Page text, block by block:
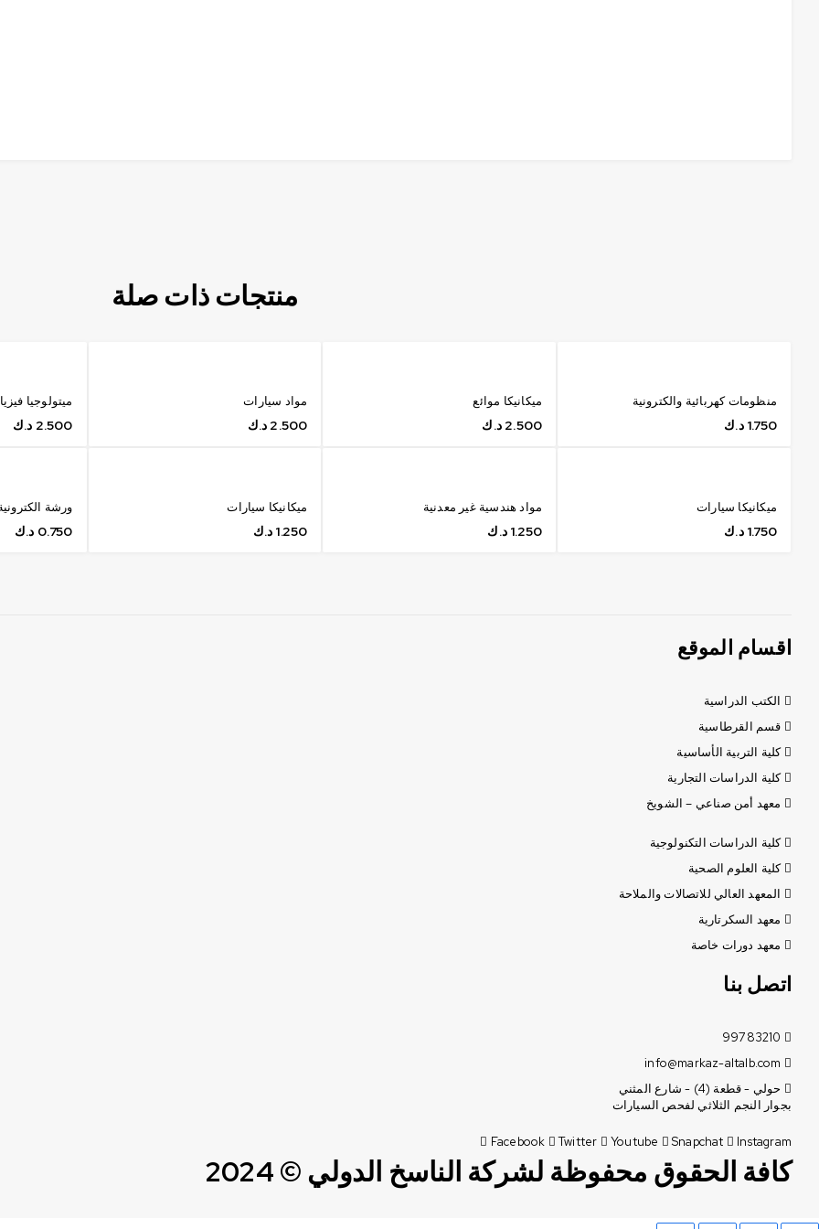
منتجات ذات صلة
منظومات كهربائية والكترونية
1.750 د.ك
ميكانيكا موائع
2.500 د.ك
مواد سيارات
2.500 د.ك
ميتولوجيا
2.500 د.ك
ميكانيكا سيارات
1.750 د.ك
مواد هندسية غير معدنية
1.250 د.ك
ميكانيكا سيارات
1.250 د.ك
ورشة الكترونية
0.750 د.ك
اقسام الموقع
الكتب الدراسية
قسم القرطاسية
كلية التربية الأساسية
كلية الدراسات التجارية
معهد أمن صناعي – الشويخ
كلية الدراسات التكنولوجية
كلية العلوم الصحية
المعهد العالي للاتصالات والملاحة
معهد السكرتارية
معهد دورات خاصة
اتصل بنا
99783210
info@markaz-altalb.com
حولي - قطعة (4) - شارع المثني
بجوار النجم الثلاثي لفحص السيارات
Facebook Twitter Youtube Snapchat Instagram
كافة الحقوق محفوظة لشركة الناسخ الدولي © 2024